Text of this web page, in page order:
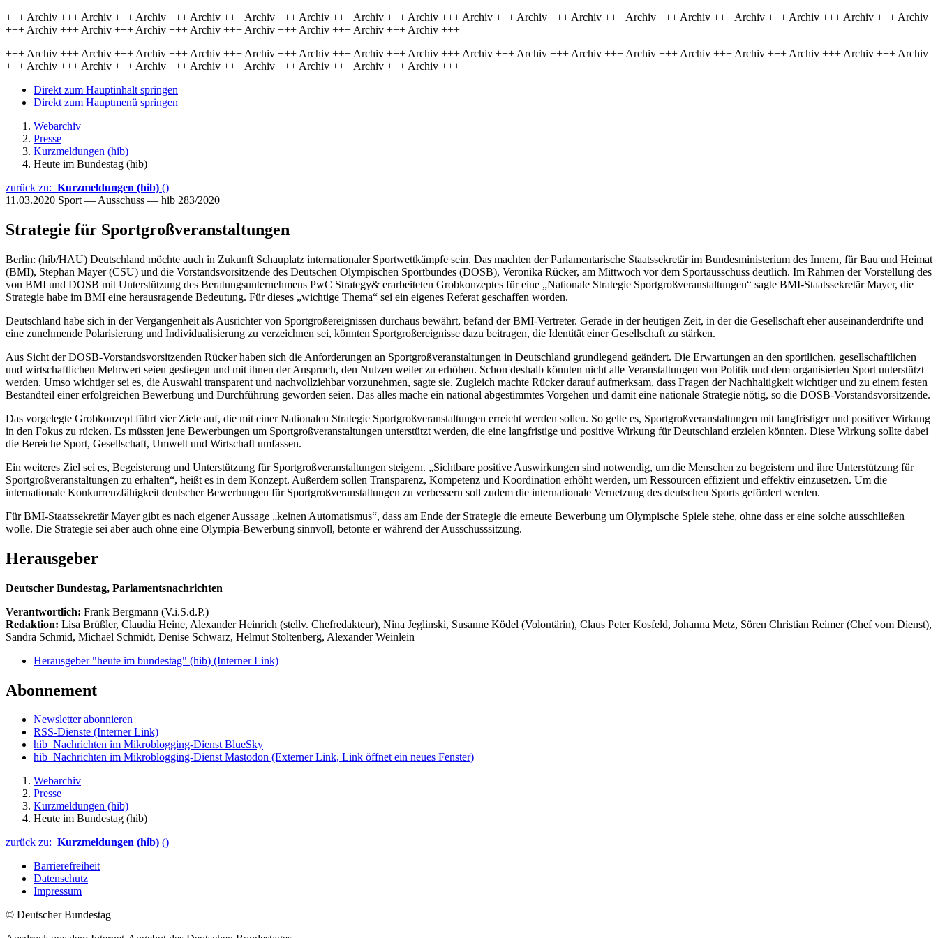
+++ Archiv +++ Archiv +++ Archiv +++ Archiv +++ Archiv +++ Archiv +++ Archiv +++ Archiv +++ Archiv +++ Archiv +++ Archiv +++ Archiv +++ Archiv +++ Archiv +++ Archiv +++ Archiv +++ Archiv
+++ Archiv +++ Archiv +++ Archiv +++ Archiv +++ Archiv +++ Archiv +++ Archiv +++ Archiv +++
+++ Archiv +++ Archiv +++ Archiv +++ Archiv +++ Archiv +++ Archiv +++ Archiv +++ Archiv +++ Archiv +++ Archiv +++ Archiv +++ Archiv +++ Archiv +++ Archiv +++ Archiv +++ Archiv +++ Archiv
+++ Archiv +++ Archiv +++ Archiv +++ Archiv +++ Archiv +++ Archiv +++ Archiv +++ Archiv +++
Direkt zum Hauptinhalt springen
Direkt zum Hauptmenü springen
Webarchiv
Presse
Kurzmeldungen (hib)
Heute im Bundestag (hib)
zurück zu: Kurzmeldungen (hib) ()
11.03.2020 Sport — Ausschuss — hib 283/2020
Strategie für Sportgroßveranstaltungen
Berlin: (hib/HAU) Deutschland möchte auch in Zukunft Schauplatz internationaler Sportwettkämpfe sein. Das machten der Parlamentarische Staatssekretär im Bundesministerium des Innern, für Bau und Heimat
(BMI), Stephan Mayer (CSU) und die Vorstandsvorsitzende des Deutschen Olympischen Sportbundes (DOSB), Veronika Rücker, am Mittwoch vor dem Sportausschuss deutlich. Im Rahmen der Vorstellung des
von BMI und DOSB mit Unterstützung des Beratungsunternehmens PwC Strategy& erarbeiteten Grobkonzeptes für eine „Nationale Strategie Sportgroßveranstaltungen“ sagte BMI-Staatssekretär Mayer, die
Strategie habe im BMI eine herausragende Bedeutung. Für dieses „wichtige Thema“ sei ein eigenes Referat geschaffen worden.
Deutschland habe sich in der Vergangenheit als Ausrichter von Sportgroßereignissen durchaus bewährt, befand der BMI-Vertreter. Gerade in der heutigen Zeit, in der die Gesellschaft eher auseinanderdrifte und
eine zunehmende Polarisierung und Individualisierung zu verzeichnen sei, könnten Sportgroßereignisse dazu beitragen, die Identität einer Gesellschaft zu stärken.
Aus Sicht der DOSB-Vorstandsvorsitzenden Rücker haben sich die Anforderungen an Sportgroßveranstaltungen in Deutschland grundlegend geändert. Die Erwartungen an den sportlichen, gesellschaftlichen
und wirtschaftlichen Mehrwert seien gestiegen und mit ihnen der Anspruch, den Nutzen weiter zu erhöhen. Schon deshalb könnten nicht alle Veranstaltungen von Politik und dem organisierten Sport unterstützt
werden. Umso wichtiger sei es, die Auswahl transparent und nachvollziehbar vorzunehmen, sagte sie. Zugleich machte Rücker darauf aufmerksam, dass Fragen der Nachhaltigkeit wichtiger und zu einem festen
Bestandteil einer erfolgreichen Bewerbung und Durchführung geworden seien. Das alles mache ein national abgestimmtes Vorgehen und damit eine nationale Strategie nötig, so die DOSB-Vorstandsvorsitzende.
Das vorgelegte Grobkonzept führt vier Ziele auf, die mit einer Nationalen Strategie Sportgroßveranstaltungen erreicht werden sollen. So gelte es, Sportgroßveranstaltungen mit langfristiger und positiver Wirkung
in den Fokus zu rücken. Es müssten jene Bewerbungen um Sportgroßveranstaltungen unterstützt werden, die eine langfristige und positive Wirkung für Deutschland erzielen könnten. Diese Wirkung sollte dabei
die Bereiche Sport, Gesellschaft, Umwelt und Wirtschaft umfassen.
Ein weiteres Ziel sei es, Begeisterung und Unterstützung für Sportgroßveranstaltungen steigern. „Sichtbare positive Auswirkungen sind notwendig, um die Menschen zu begeistern und ihre Unterstützung für
Sportgroßveranstaltungen zu erhalten“, heißt es in dem Konzept. Außerdem sollen Transparenz, Kompetenz und Koordination erhöht werden, um Ressourcen effizient und effektiv einzusetzen. Um die
internationale Konkurrenzfähigkeit deutscher Bewerbungen für Sportgroßveranstaltungen zu verbessern soll zudem die internationale Vernetzung des deutschen Sports gefördert werden.
Für BMI-Staatssekretär Mayer gibt es nach eigener Aussage „keinen Automatismus“, dass am Ende der Strategie die erneute Bewerbung um Olympische Spiele stehe, ohne dass er eine solche ausschließen
wolle. Die Strategie sei aber auch ohne eine Olympia-Bewerbung sinnvoll, betonte er während der Ausschusssitzung.
Herausgeber
Deutscher Bundestag, Parlamentsnachrichten
Verantwortlich: Frank Bergmann (V.i.S.d.P.)
Redaktion: Lisa Brüßler, Claudia Heine, Alexander Heinrich (stellv. Chefredakteur), Nina Jeglinski, Susanne Ködel (Volontärin), Claus Peter Kosfeld, Johanna Metz, Sören Christian Reimer (Chef vom Dienst),
Sandra Schmid, Michael Schmidt, Denise Schwarz, Helmut Stoltenberg, Alexander Weinlein
Herausgeber "heute im bundestag" (hib) (Interner Link)
Abonnement
Newsletter abonnieren
RSS-Dienste (Interner Link)
hib_Nachrichten im Mikroblogging-Dienst BlueSky
hib_Nachrichten im Mikroblogging-Dienst Mastodon (Externer Link, Link öffnet ein neues Fenster)
Webarchiv
Presse
Kurzmeldungen (hib)
Heute im Bundestag (hib)
zurück zu: Kurzmeldungen (hib) ()
Barrierefreiheit
Datenschutz
Impressum
© Deutscher Bundestag